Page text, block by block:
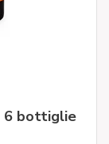
6 bottiglie